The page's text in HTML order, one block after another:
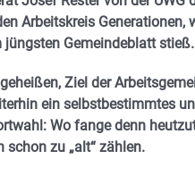
Arbeitskreis Generationen,
jüngsten Gemeindeblatt stieß.
Ziel der
ein selbstbestimmtes
Wo fange denn
zu „alt“ zählen.